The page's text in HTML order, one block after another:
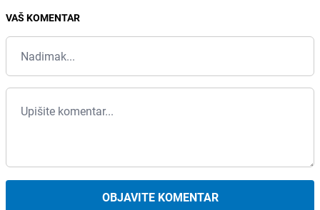
VAŠ KOMENTAR
OBJAVITE KOMENTAR